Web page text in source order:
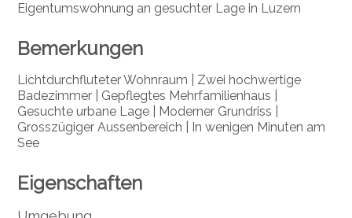
Eigentumswohnung an gesuchter Lage in Luzern
Bemerkungen
Lichtdurchfluteter Wohnraum | Zwei hochwertige
Badezimmer | Gepflegtes Mehrfamilienhaus |
Gesuchte urbane Lage | Moderner Grundriss |
Grosszügiger Aussenbereich | In wenigen Minuten am
See
Eigenschaften